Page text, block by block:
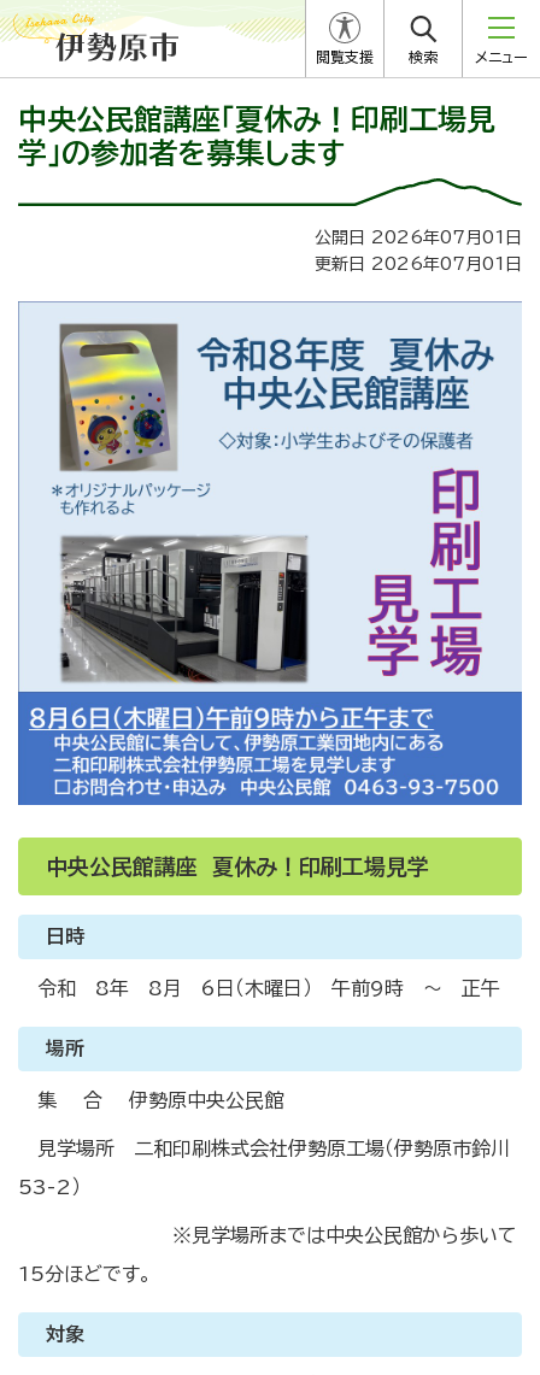
閲覧支援 検索 メニュー
中央公民館講座「夏休み！印刷工場見
学」の参加者を募集します
公開日 2026年07月01日
更新日 2026年07月01日
中央公民館講座 夏休み！印刷工場見学
日時
令和 8年 8月 6日（木曜日） 午前9時 ～ 正午
場所
集 合 伊勢原中央公民館
見学場所 二和印刷株式会社伊勢原工場（伊勢原市鈴川
53-2）
※見学場所までは中央公民館から歩いて
15分ほどです。
対象